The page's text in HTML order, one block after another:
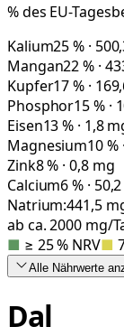
% des EU-
Kalium25 % ·
Mangan22 % ·
Kupfer17 % ·
Phosphor15 % ·
Eisen13 % · 1,8
Magnesium10 %
Zink8 % · 0,8 mg
Calcium6 % ·
Natrium:441,5
ab ca. 2000 mg/
■ ≥ 25 % NRV■
Alle Nährwerte
Dal